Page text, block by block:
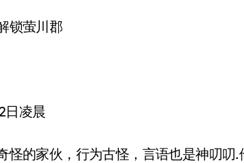
锁萤川郡
日凌晨
怪的家伙，行为古怪，言语也是神叨叨